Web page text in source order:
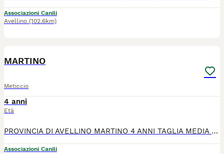
Associazioni Canili
Avellino (102.6km)
MARTINO
Meticcio
4 anni
Età
PROVINCIA DI AVELLINO MARTINO 4 ANNI TAGLIA MEDIA CONTENUTA Martino è un cagnolino di soli 14 kg , trovato in condizioni disumane in una zona abbandonata. È stato curato e ora sta benissimo. È dolce ed educato , va d accordo con i suoi simili e viaggia tranquillamente in auto.Arriva ovunque tramite staffetta autorizzata. Verrà affidato dopo iter preaffido vaccinato microchippato e castrato . Per info inviare solo messaggi whatsapp al 3381317800 NO CHIAMATE
Associazioni Canili